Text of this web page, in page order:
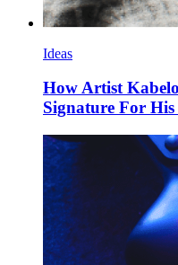
Ideas
How Artist
Signature For